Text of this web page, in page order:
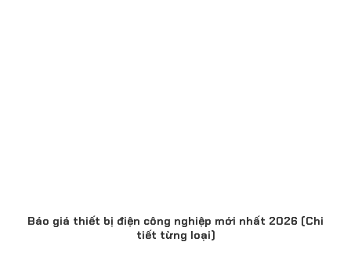
Báo giá thiết bị điện công nghiệp mới nhất 2026 (Chi
tiết từng loại)